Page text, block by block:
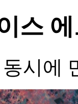
스
시에